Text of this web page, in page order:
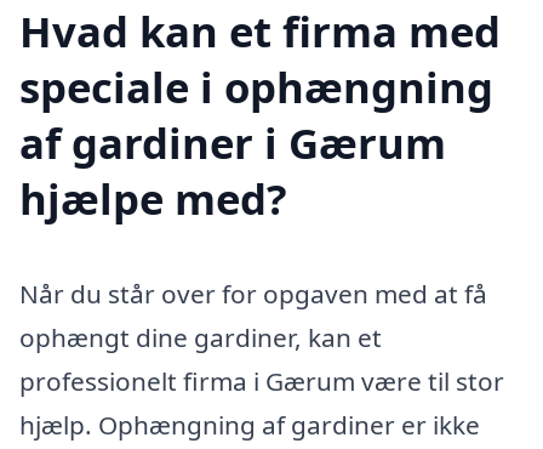
Hvad kan et firma med
speciale i ophængning
af gardiner i Gærum
hjælpe med?
Når du står over for opgaven med at få
ophængt dine gardiner, kan et
professionelt firma i Gærum være til stor
hjælp. Ophængning af gardiner er ikke